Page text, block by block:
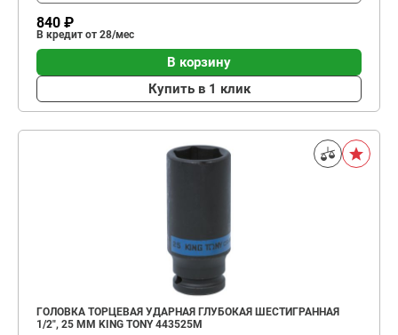
840 ₽
В кредит от 28/мес
В корзину
Купить в 1 клик
ГОЛОВКА ТОРЦЕВАЯ УДАРНАЯ ГЛУБОКАЯ ШЕСТИГРАННАЯ
1/2", 25 ММ KING TONY 443525M